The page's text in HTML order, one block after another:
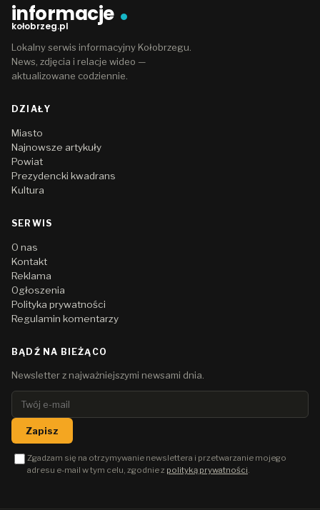
informacje
kołobrzeg.pl
Lokalny serwis informacyjny Kołobrzegu.
News, zdjęcia i relacje wideo —
aktualizowane codziennie.
DZIAŁY
Miasto
Najnowsze artykuły
Powiat
Prezydencki kwadrans
Kultura
SERWIS
O nas
Kontakt
Reklama
Ogłoszenia
Polityka prywatności
Regulamin komentarzy
BĄDŹ NA BIEŻĄCO
Newsletter z najważniejszymi newsami dnia.
Zapisz
Zgadzam się na otrzymywanie newslettera i przetwarzanie mojego
adresu e-mail w tym celu, zgodnie z polityką prywatności.